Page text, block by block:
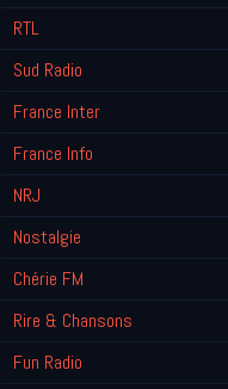
RTL
Sud Radio
France Inter
France Info
NRJ
Nostalgie
Chérie FM
Rire & Chansons
Fun Radio